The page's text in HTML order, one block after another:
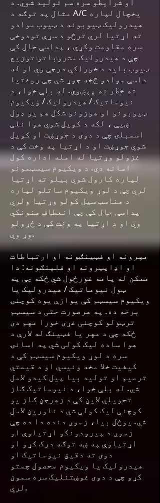
مثال په توګه د A/C یخچال لپاره
هیدرولیک ټیوبونه د ټیوب موادو
ته اړتیا لري ترڅو د سړې تودوخې
سره مقاومت وکړي ، پداسې حال کې
چې د هیدرولیک مشروباتو توزیع
ټیوب باید د خوراکي درجې وي او له
داسې موادو څخه جوړ شي چې روغتیا
ته خطر نه پېښوي. له بلې خوا، د
نیوماتیک / هیدرولیک / ویکیوم
ټیوبونو او هوزونو شکل هم یو ډول
ښیې ، لکه د کویل شوي هوا نلی
اسمبلۍ چې د دوی د جوړښت او کویل
شوي جوړښت او د اړتیا په وخت کې د
غزولو وړتیا له امله اداره کول
اسانه دي. د ویکیوم سیسټمونو
لپاره کارول شوي بیلو ته اړتیا
لري چې د لوړ ویکیوم ساتلو لپاره
د مناسب سیل کولو وړتیا ولري
پداسې حال کې چې انعطاف منونکي
وي او د اړتیا په وخت کې د ځړولو
وړ وي.
مهرونه او فټینګونه او ارتباطات
او اډاپټرونه او فلینګونه: دا
ممکن له پامه غورځول شي ځکه چې په
ټول نیوماتیک / هیدرولیک یا
ویکیوم سیسټم کې یوازې یوه کوچنۍ
برخه ده. په هرصورت حتی د سیسټم
ترټولو کوچنی غړی خورا مهم دی
ځکه چې د مهر یا فټینګ له لارې د
هوا ساده لیک کولی شي په اسانۍ
سره د لوړ ویکیوم سیسټم کې د
کیفیت خلا مخه ونیسي او د قیمتي
ترمیم او تولید بیا پیل کیدو لامل
شي. له بلې خوا، د نیوماتیک ګاز
تحویلي لاین کې د زهرجن ګاز یو
کوچنی لیک کولی شي د ناورین لامل
شي. یوځل بیا، زموږ دنده دا ده چې
زموږ د پیرودونکو اړتیاوې او
اړتیاوې په ښه توګه درک کړو او
دوی ته دقیق نیوماتیک او
هیدرولیک یا ویکیوم محصول چمتو
کړو چې د دوی غوښتنلیک سره سمون
لري.